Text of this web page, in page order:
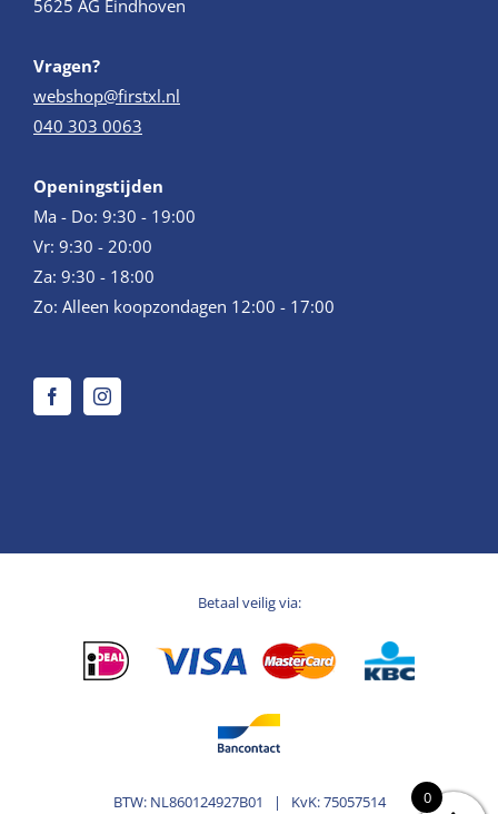
5625 AG Eindhoven
Vragen?
webshop@firstxl.nl
040 303 0063
Openingstijden
Ma - Do: 9:30 - 19:00
Vr: 9:30 - 20:00
Za: 9:30 - 18:00
Zo: Alleen koopzondagen 12:00 - 17:00
Betaal veilig via:
BTW: NL860124927B01 | KvK: 75057514 0